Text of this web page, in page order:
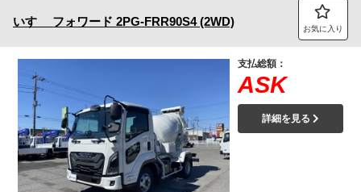
いすゞ フォワード 2PG-FRR90S4 (2WD) お気に入り
支払総額：
ASK
詳細を見る